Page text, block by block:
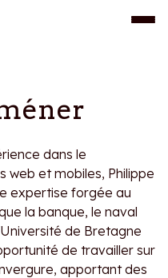
dans le
et mobiles, Philippe
expertise forgée au
la banque, le naval
de Bretagne
de travailler sur
apportant des